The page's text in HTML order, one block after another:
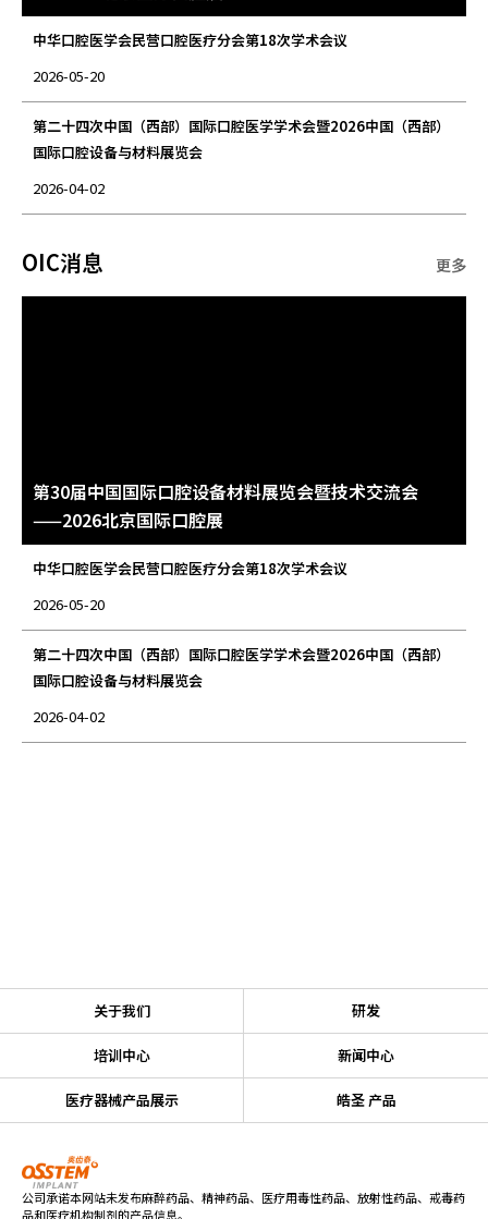
中华口腔医学会民营口腔医疗分会第18次学术会议
2026-05-20
第二十四次中国（西部）国际口腔医学学术会暨2026中国（西部）
国际口腔设备与材料展览会
2026-04-02
OIC消息 更多
第30届中国国际口腔设备材料展览会暨技术交流会
——2026北京国际口腔展
中华口腔医学会民营口腔医疗分会第18次学术会议
2026-05-20
第二十四次中国（西部）国际口腔医学学术会暨2026中国（西部）
国际口腔设备与材料展览会
2026-04-02
关于我们 研发
培训中心 新闻中心
医疗器械产品展示 皓圣 产品
公司承诺本网站未发布麻醉药品、精神药品、医疗用毒性药品、放射性药品、戒毒药
品和医疗机构制剂的产品信息。